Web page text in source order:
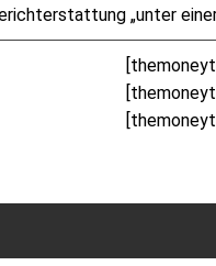
„unter